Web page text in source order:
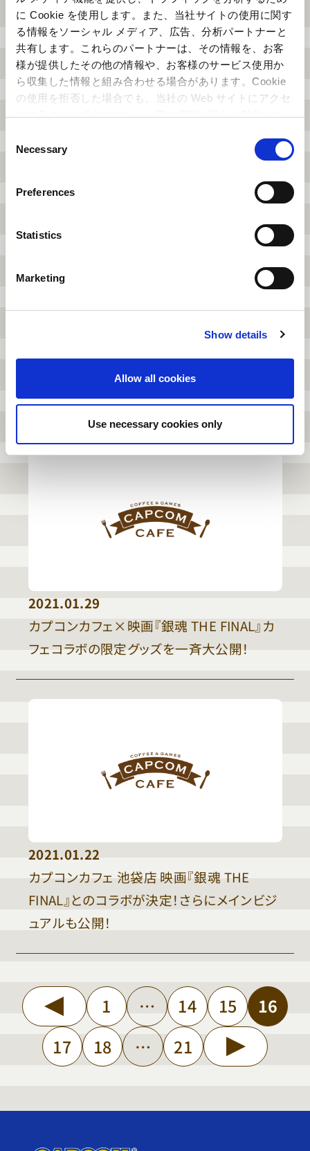
に Cookie を使用します。また、当社サイトの使用に関す
る情報をソーシャル メディア、広告、分析パートナーと
共有します。これらのパートナーは、その情報を、お客
様が提供したその他の情報や、お客様のサービス使用か
ら収集した情報と組み合わせる場合があります。Cookie
の使用を拒否した場合でも、当社の Web サイトにアクセ
スすることはできますが、一部の機能が正しく動作しな
Necessary
Preferences
Statistics
Marketing
Show details
Allow all cookies
Use necessary cookies only
2021.02.08
カプコンカフェ×映画『銀魂 THE FINAL』コ
ラボグッズの購入に関して（購入制限・整理
券対応）
カプコンカフェ 池袋店 映画『銀魂 THE
FINAL』コラボメニューを大公開！
2021.01.29
カプコンカフェ×映画『銀魂 THE FINAL』カ
フェコラボの限定グッズを一斉大公開！
2021.01.22
カプコンカフェ 池袋店 映画『銀魂 THE
FINAL』とのコラボが決定！さらにメインビジ
ュアルも公開！
1 … 14 15
16
17
18 … 21